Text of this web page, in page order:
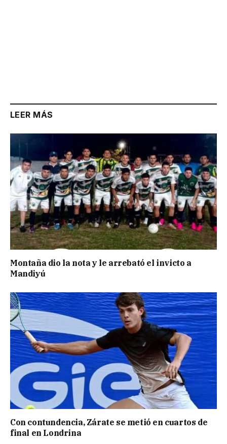
LEER MÁS
Montaña dio la nota y le arrebató el invicto a
Mandiyú
Con contundencia, Zárate se metió en cuartos de
final en Londrina